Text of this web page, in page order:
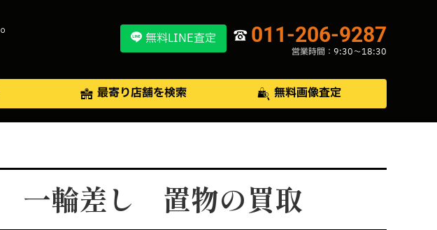
無料LINE査定 011-206-9287
営業時間：9:30〜18:30
最寄り店舗を検索 無料画像査定
輪差し 置物の買取